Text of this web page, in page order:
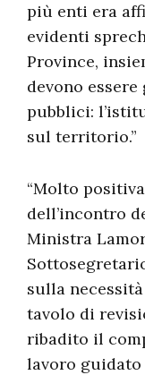
più enti era
evidenti
Province,
devono
pubblici:
sul territorio.”
“Molto
dell’incontro
Ministra
sulla
tavolo di
ribadito il
lavoro guidato